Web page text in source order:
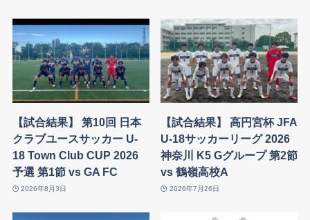
【試合結果】 第10回 日本
クラブユースサッカー U-
18 Town Club CUP 2026
予選 第1節 vs GA FC
2026年8月3日
【試合結果】 高円宮杯 JFA
U-18サッカーリーグ 2026
神奈川 K5 Gグループ 第2節
vs 鶴嶺高校A
2026年7月26日